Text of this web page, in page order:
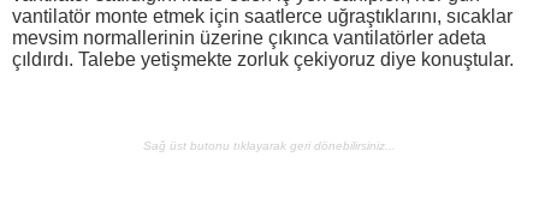
vantilatör monte etmek için saatlerce uğraştıklarını, sıcaklar
mevsim normallerinin üzerine çıkınca vantilatörler adeta
çıldırdı. Talebe yetişmekte zorluk çekiyoruz diye konuştular.
Sağ üst butonu tıklayarak geri dönebilirsiniz...